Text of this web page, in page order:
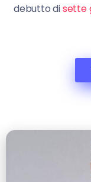
debutto disette